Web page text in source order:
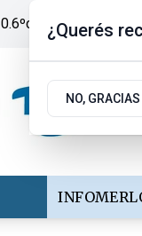
0.6ºc | Merlo, San Luis
¿Querés
NO, GRACIAS